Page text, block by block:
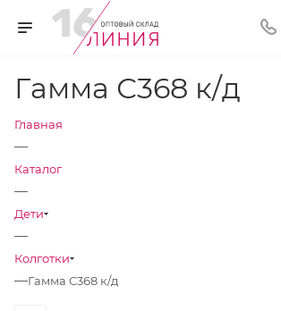
Гамма С368 к/д
Главная
—
Каталог
—
Дети
—
Колготки
—Гамма С368 к/д